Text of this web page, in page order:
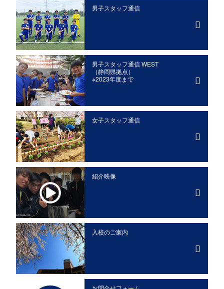
男子スタッフ通信
男子スタッフ通信 WEST
（静岡県拠点）
※2023年度まで
女子スタッフ通信
紹介映像
入校のご案内